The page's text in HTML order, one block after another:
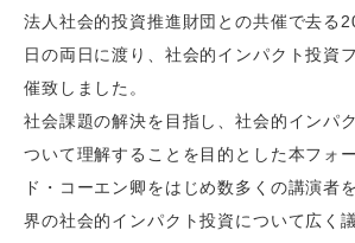
法人社会的投資推進財団との共催で去る
日の両日に渡り、社会的インパクト投資
催致しました。
社会課題の解決を目指し、社会的インパ
ついて理解することを目的とした本フォ
ド・コーエン卿をはじめ数多くの講演者
界の社会的インパクト投資について広く